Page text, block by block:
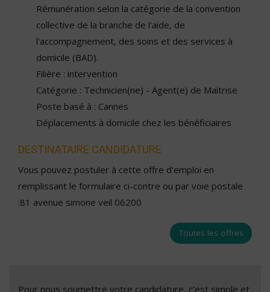
Rémunération selon la catégorie de la convention
collective de la branche de l'aide, de
l'accompagnement, des soins et des services à
domicile (BAD).
Filière : intervention
Catégorie : Technicien(ne) - Agent(e) de Maitrise
Poste basé à : Cannes
Déplacements à domicile chez les bénéficiaires
DESTINATAIRE CANDIDATURE
Vous pouvez postuler à cette offre d'emploi en
remplissant le formulaire ci-contre ou par voie postale
:81 avenue simone veil 06200
Toutes les offres
Pour nous soumettre votre candidature, c’est simple et